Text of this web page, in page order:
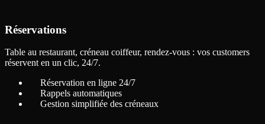
Réservations
Table au restaurant, créneau coiffeur, rendez-vous : vos customers
réservent en un clic, 24/7.
Réservation en ligne 24/7
Rappels automatiques
Gestion simplifiée des créneaux